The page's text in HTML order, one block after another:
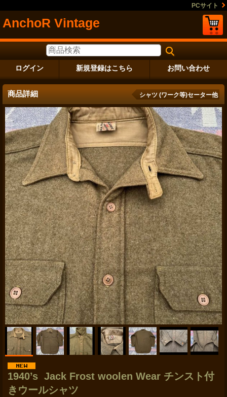
PCサイト
AnchoR Vintage
ログイン 新規登録はこちら お問い合わせ
商品詳細 シャツ (ワーク等)セーター他
1940’s Jack Frost woolen Wear チンスト付
きウールシャツ